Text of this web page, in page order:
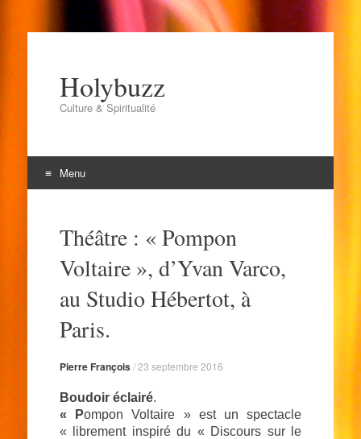
Holybuzz
Culture & Spiritualité
Menu
contenuThéâtre : « Pompon
Voltaire », d’Yvan Varco,
au Studio Hébertot, à
Paris.
Pierre François/23 septembre 2016
Boudoir éclairé.
« Pompon Voltaire » est un spectacle
« librement inspiré du « Discours sur le